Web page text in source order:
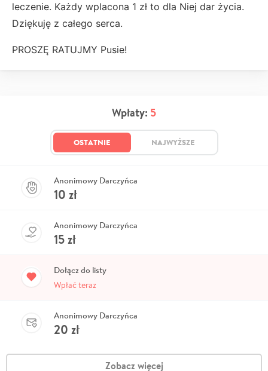
leczenie. Każdy wplacona 1 zł to dla Niej dar życia.
Dziękuję z całego serca.
PROSZĘ RATUJMY Pusie!
Wpłaty: 5
OSTATNIE NAJWYŻSZE
Anonimowy Darczyńca
10 zł
Anonimowy Darczyńca
15zł
Dołącz do listy
Wpłać teraz
Anonimowy Darczyńca
20 zł
Zobacz więcej